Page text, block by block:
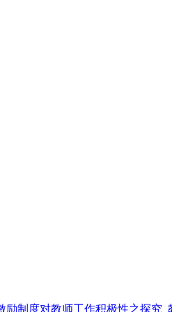
励制度对教师工作积极性之探究_